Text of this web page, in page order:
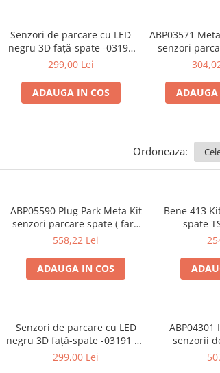
Senzori de parcare cu LED
negru 3D față-spate -03191
cu 8 senzori
299,00 Lei
ADAUGA IN COS
ABP03571
senzori
buzzer (
ADAUGA
Ordoneaza:
ABP05590 Plug Park Meta Kit
senzori parcare spate ( fara
display )
558,22 Lei
ADAUGA IN COS
Bene 413
spate
Senzori de parcare cu LED
negru 3D față-spate -03191 cu
8 senzori
299,00 Lei
senzorii